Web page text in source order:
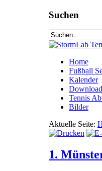
Suchen
Home
Fußball
Kalender
Tennis
Bilder
Aktuelle Seite:
1.